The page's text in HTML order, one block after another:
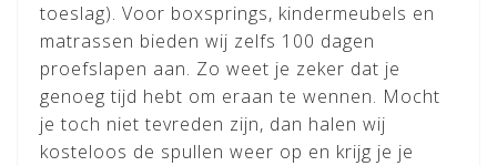
toeslag). Voor boxsprings, kindermeubels en
matrassen bieden wij zelfs 100 dagen
proefslapen aan. Zo weet je zeker dat je
genoeg tijd hebt om eraan te wennen. Mocht
je toch niet tevreden zijn, dan halen wij
kosteloos de spullen weer op en krijg je je